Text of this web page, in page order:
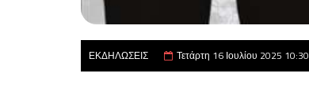
ΕΚΔΗΛΩΣΕΙΣ Τετάρτη 16 Ιουλίου 2025 10:30